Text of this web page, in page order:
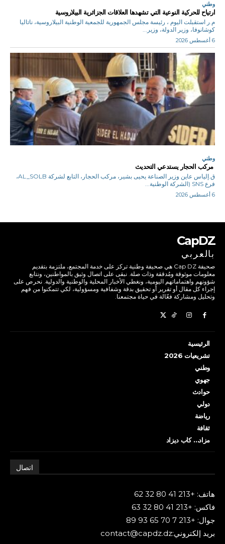
وطني
ارتياح للحركية النوعية التي تشهدها العلاقات الجزائرية البيلاروسية
م.ر استقبلت اليوم ، رئيسة مجلس الجمهورية للجمعية الوطنية البيلاروسية، ناتاليا
كوشانوفا، وزير الدولة، وزير...
6 أغسطس 2026
وطني
مركب الحجار يستدعي التحديث
ق.إلياس عاين وزير الصناعة يحيى بشير، مركب الحجار، التابع لشركة AL_SOLB،
فرع SNS (الشركة الوطنية...
6 أغسطس 2026
CapDZ
بالعربي
صحيفة Cap DZ هي صحيفة وطنية تركز على خدمة المجتمع، ملتزمة بتقديم
معلومات موثوقة ومُدققة وذات صلة. نبقى على اتصال وثيق بالمواطنين، ونتابع
شؤونهم واهتماماتهم اليومية، ونغطي الأخبار المحلية والوطنية والدولية. نحرص على
إجراء كل مقال أو تقرير أو تحقيق بدقة وشفافية ومسؤولية، لكي تتمكنوا من فهم
وتحليل ومشاركة فعّالة في حياة مجتمعنا.
الرئيسية
تشريعيات 2026
وطني
جهوي
حوادث
دولي
رياضة
ثقافة
مزاد… كاب ديزاد
اتصال
هاتف: +213 41 80 32 62
فاكس: +213 41 80 32 63
جوال: +213 7 70 65 93 89
بريد إلكتروني:contact@capdz.dz